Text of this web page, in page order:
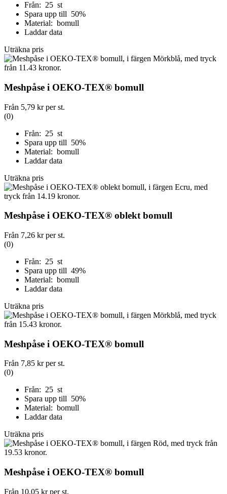
Från: 25 st
Spara upp till 50%
Material: bomull
Laddar data
Uträkna pris
Meshpåse i OEKO-TEX® bomull
Från 5,79 krper st.
(0)
Från: 25 st
Spara upp till 50%
Material: bomull
Laddar data
Uträkna pris
Meshpåse i OEKO-TEX® oblekt bomull
Från 7,26 krper st.
(0)
Från: 25 st
Spara upp till 49%
Material: bomull
Laddar data
Uträkna pris
Meshpåse i OEKO-TEX® bomull
Från 7,85 krper st.
(0)
Från: 25 st
Spara upp till 50%
Material: bomull
Laddar data
Uträkna pris
Meshpåse i OEKO-TEX® bomull
Från 10,05 krper st.